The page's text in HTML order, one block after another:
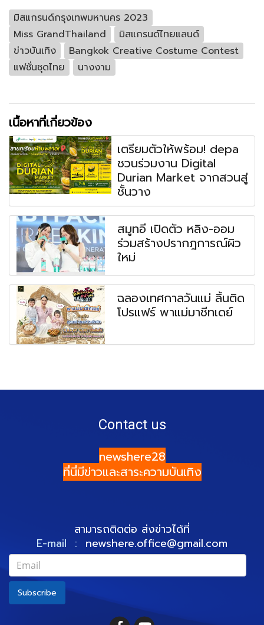
มิสแกรนด์กรุงเทพมหานคร 2023
Miss GrandThailand
มิสแกรนด์ไทยแลนด์
ข่าวบันเทิง
Bangkok Creative Costume Contest
แฟชั่นชุดไทย
นางงาม
เนื้อหาที่เกี่ยวข้อง
เตรียมตัวให้พร้อม! depa
ชวนร่วมงาน Digital
Durian Market จากสวนสู่
ชั้นวาง
สมูทอี เปิดตัว หลิง-ออม
ร่วมสร้างปรากฎการณ์ผิว
ใหม่
ฉลองเทศกาลวันแม่ ลิ้นติด
โปรแฟร์ พาแม่มาชีทเดย์
Contact us
newshere28
ที่นี่มีข่าวและสาระความบันเทิง
สามารถติดต่อ ส่งข่าวได้ที่
E-mail : newshere.office@gmail.com
Subscribe